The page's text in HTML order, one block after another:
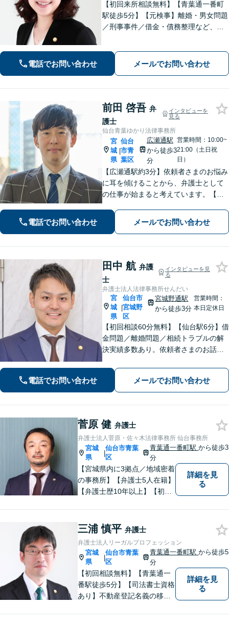
【初回来所相談無料】【青葉通一番町
駅徒歩5分】【元検事】離婚・男女問題
／刑事事件／借金・債務整理など、あ
い、最善の解決策へと導くことを最も
重視しています。お困りの方はご相談
電話でお問い合わせ メールでお問い合わせ
前田 啓吾 弁
護士
インタビューを
見る
仙台青葉ゆかり法律事務所
宮
城
県
|
仙台
市青
葉区
広瀬通駅
から徒歩3
分
営業時間：10:00~
21:00（土日祝
日）
【広瀬通駅約3分】依頼者さまのお悩み
に耳を傾けることから、弁護士として
の仕事が始まると考えています。【離
など男性からのご依頼多数【相続・遺
言】遺産分割などスムーズに解決【初
電話でお問い合わせ メールでお問い合わせ
田中 航 弁護
士
インタビューを見
る
弁護士法人法律事務所せんだい
宮
城
県
|
仙台市
宮城野
区
宮城野通駅
から徒歩3分
営業時間：
本日定休日
【初回相談60分無料】【仙台駅6分】借
金問題／離婚問題／相続トラブルの解
決実績多数あり。依頼者さまのお話や
決まで対応・サポートします【土曜日
も営業】交通事故や刑事事件のご相談
もお任せください【Web面談可】
電話でお問い合わせ メールでお問い合わせ
菅原 健 弁護士
弁護士法人菅原・佐々木法律事務所 仙台事務所
宮城
県
|
仙台市青葉
区
青葉通一番町駅から徒歩3
分
【宮城県内に3拠点／地域密着
の事務所】【弁護士5人在籍】
【弁護士歴10年以上】【初回
いう方も、まずはお電話くだ
さい。個人や企業のあらゆる
トラブルに対応【青葉通一番
町駅1分】
詳細を見
る
三浦 慎平 弁護士
弁護士法人リーガルプロフェッション
宮城
県
|
仙台市青葉
区
青葉通一番町駅から徒歩5
分
【初回相談無料】【青葉通一
番駅徒歩5分】【司法書士資格
あり】不動産登記名義の移転
詳細を見
る